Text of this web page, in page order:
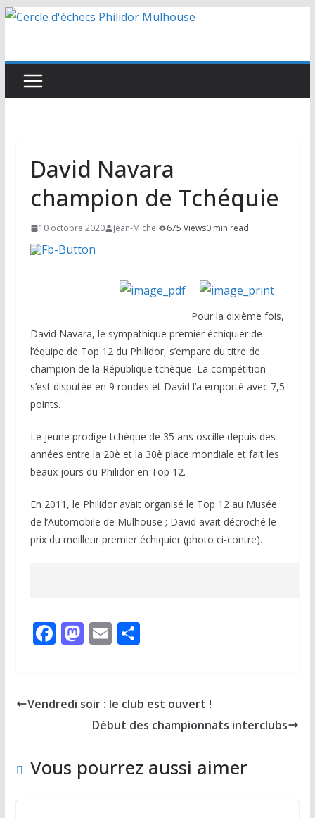
Passer
David Navara
champion de Tchéquie
10 octobre 2020 Jean-Michel 675 Views0 min read
Pour la dixième fois,
David Navara, le sympathique premier échiquier de
l’équipe de Top 12 du Philidor, s’empare du titre de
champion de la République tchèque. La compétition
s’est disputée en 9 rondes et David l’a emporté avec 7,5
points.
Le jeune prodige tchèque de 35 ans oscille depuis des
années entre la 20è et la 30è place mondiale et fait les
beaux jours du Philidor en Top 12.
En 2011, le Philidor avait organisé le Top 12 au Musée
de l’Automobile de Mulhouse ; David avait décroché le
prix du meilleur premier échiquier (photo ci-contre).
F
b
k
M
d
o
E
l
P
g
er
Vendredi soir : le club est ouvert !
Début des championnats interclubs
Vous pourrez aussi aimer